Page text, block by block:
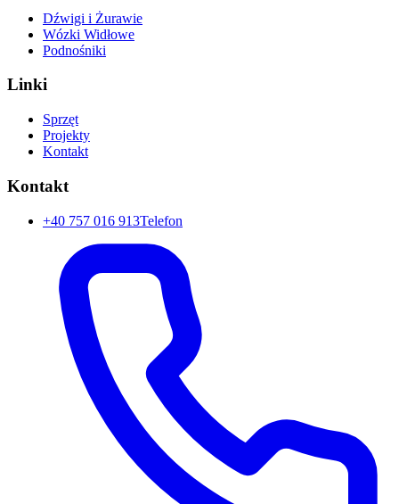
Dźwigi i Żurawie
Wózki Widłowe
Podnośniki
Linki
Sprzęt
Projekty
Kontakt
Kontakt
+40 757 016 913Telefon